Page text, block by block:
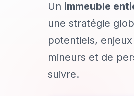
Un immeuble
une stratégie
potentiels,
mineurs et de
suivre.